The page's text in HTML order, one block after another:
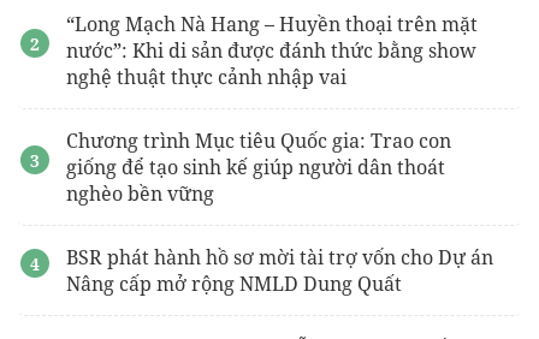
“Long Mạch Nà Hang – Huyền thoại trên mặt
nước”: Khi di sản được đánh thức bằng show
nghệ thuật thực cảnh nhập vai
Chương trình Mục tiêu Quốc gia: Trao con
giống để tạo sinh kế giúp người dân thoát
nghèo bền vững
BSR phát hành hồ sơ mời tài trợ vốn cho Dự án
Nâng cấp mở rộng NMLD Dung Quất